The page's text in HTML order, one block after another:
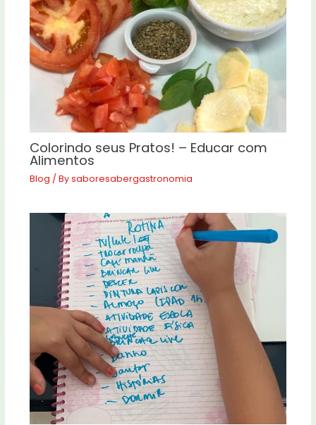
Colorindo seus Pratos! – Educar com
Alimentos
Blog / Bysaboresabergastronomia